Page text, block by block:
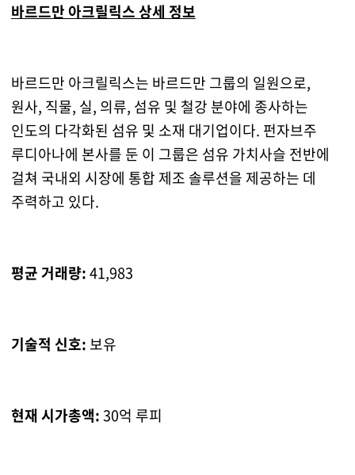
바르드만 아크릴릭스 상세 정보
바르드만 아크릴릭스는 바르드만 그룹의 일원으로,
원사, 직물, 실, 의류, 섬유 및 철강 분야에 종사하는
인도의 다각화된 섬유 및 소재 대기업이다. 펀자브주
루디아나에 본사를 둔 이 그룹은 섬유 가치사슬 전반에
걸쳐 국내외 시장에 통합 제조 솔루션을 제공하는 데
주력하고 있다.
평균 거래량:41,983
기술적 신호: 보유
현재 시가총액:30억 루피